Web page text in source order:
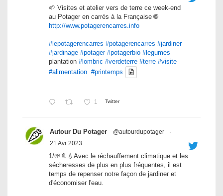
🌱 Visites et atelier vers de terre ce week-end
au Potager en carrés à la Française 🌐
http://www.potagerencarres.info
#lepotagerencarres #potagerencarres #jardiner
#jardinage #potager #potagerbio #legumes
plantation #lombric #verdeterre #terre #visite
#alimentation #printemps
1 Twitter
Autour Du Potager @autourdupotager
·
21 Avr 2023
1/🌱🚿💧Avec le réchauffement climatique et les
sécheresses de plus en plus fréquentes, il est
temps de repenser notre façon de jardiner et
d'économiser l'eau.